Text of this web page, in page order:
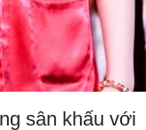
sân khấu với